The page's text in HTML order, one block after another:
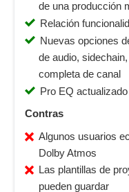
de una producción
Relación
Nuevas opciones
de audio,
completa de canal
Pro EQ
Contras
Algunos usuarios
Dolby Atmos
Las plantillas de
pueden guardar